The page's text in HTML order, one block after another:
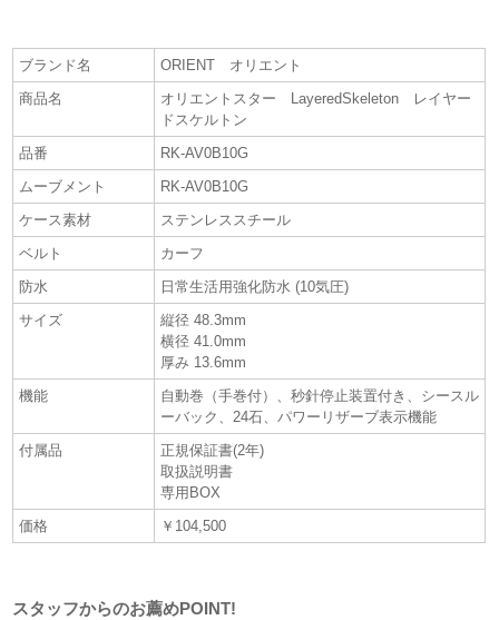
ブランド名
ORIENT オリエント
商品名
オリエントスター LayeredSkeleton レイヤー
ドスケルトン
品番
RK-AV0B10G
ムーブメント
RK-AV0B10G
ケース素材
ステンレススチール
ベルト
カーフ
防水
日常生活用強化防水 (10気圧)
サイズ
縦径 48.3mm
横径 41.0mm
厚み 13.6mm
機能
自動巻（手巻付）、秒針停止装置付き、シースル
ーバック、24石、パワーリザーブ表示機能
付属品
正規保証書(2年)
取扱説明書
専用BOX
価格
￥104,500
スタッフからのお薦めPOINT!